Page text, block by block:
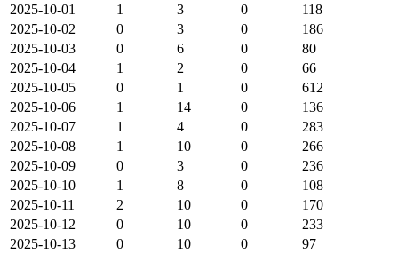
2025-10-01
1 3 0
118
2025-10-02
0 3 0
186
2025-10-03
0 6 0
80
2025-10-04
1 2 0
66
2025-10-05
0 1 0
612
2025-10-06
1 14 0
136
2025-10-07
1 4 0
283
2025-10-08
1 10 0
266
2025-10-09
0 3 0
236
2025-10-10
1 8 0
108
2025-10-11
2 10 0
170
2025-10-12
0 10 0
233
2025-10-13
0 10 0
97